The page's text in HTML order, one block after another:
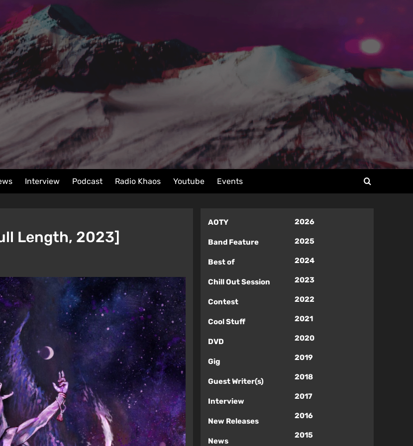
Interview Podcast Radio Khaos Youtube Events
Length, 2023]
AOTY
Band Feature
Best of
Chill Out Session
Contest
Cool Stuff
DVD
Gig
Guest Writer(s)
Interview
New Releases
News
2026
2025
2024
2023
2022
2021
2020
2019
2018
2017
2016
2015